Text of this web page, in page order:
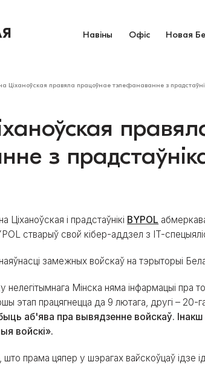
Навіны Офіс Новая
Ціханоўская правяла працоўнае тэлефанаванне з
з
і прадстаўнікі BYPOL
стварыў свой кібер-аддзел з IT-
замежных войскаў на тэрыторыі
нелегітымнага Мінска няма інфармацыі пра
этап працягнецца да 9 лютага, другі – 20-
аб'ява пра вывядзенне войскаў.
войскі».
што прама цяпер у шэрагах вайскоўцаў ідзе